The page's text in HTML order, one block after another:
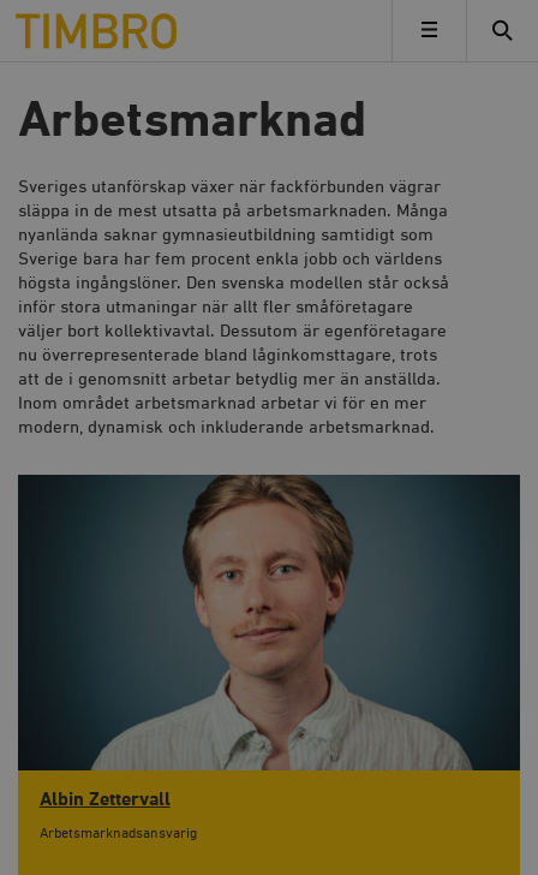
Timbro
MENY
Arbetsmarknad
Sveriges utanförskap växer när fackförbunden vägrar
släppa in de mest utsatta på arbetsmarknaden. Många
nyanlända saknar gymnasieutbildning samtidigt som
Sverige bara har fem procent enkla jobb och världens
högsta ingångslöner. Den svenska modellen står också
inför stora utmaningar när allt fler småföretagare
väljer bort kollektivavtal. Dessutom är egenföretagare
nu överrepresenterade bland låginkomsttagare, trots
att de i genomsnitt arbetar betydlig mer än anställda.
Inom området arbetsmarknad arbetar vi för en mer
modern, dynamisk och inkluderande arbetsmarknad.
Albin Zettervall
Arbetsmarknadsansvarig